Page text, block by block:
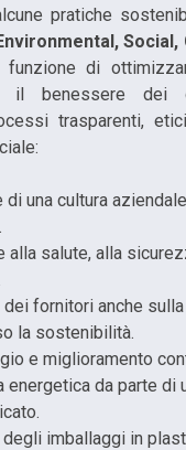
pratiche
Social,
di
il benessere dei
trasparenti,
di una cultura
alla salute, alla
fornitori anche
la sostenibilità.
e miglioramento
energetica da parte di
degli imballaggi in